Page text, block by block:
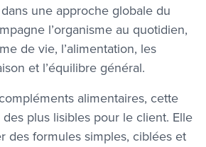
dans une approche globale du
l’organisme au quotidien,
de vie, l’alimentation, les
et l’équilibre général.
alimentaires, cette
plus lisibles pour le client. Elle
des formules simples, ciblées et